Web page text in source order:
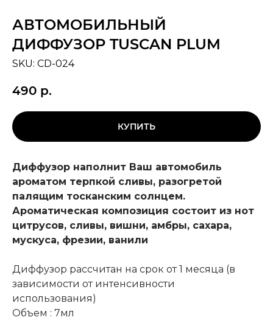
АВТОМОБИЛЬНЫЙ
ДИФФУЗОР TUSCAN PLUM
SKU: CD-024
490 р.
КУПИТЬ
Диффузор наполнит Ваш автомобиль
ароматом терпкой сливы, разогретой
палящим тосканским солнцем.
Ароматическая композиция состоит из нот
цитрусов, сливы, вишни, амбры, сахара,
мускуса, фрезии, ванили
Диффузор рассчитан на срок от 1 месяца (в
зависимости от интенсивности
использования)
Объем : 7мл